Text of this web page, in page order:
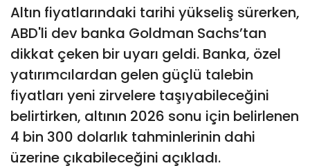
Altın fiyatlarındaki tarihi yükseliş sürerken,
ABD'li dev banka Goldman Sachs’tan
dikkat çeken bir uyarı geldi. Banka, özel
yatırımcılardan gelen güçlü talebin
fiyatları yeni zirvelere taşıyabileceğini
belirtirken, altının 2026 sonu için belirlenen
4 bin 300 dolarlık tahminlerinin dahi
üzerine çıkabileceğini açıkladı.